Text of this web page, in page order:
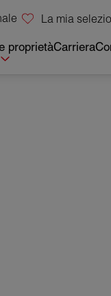
La mia
proprietàCarriera